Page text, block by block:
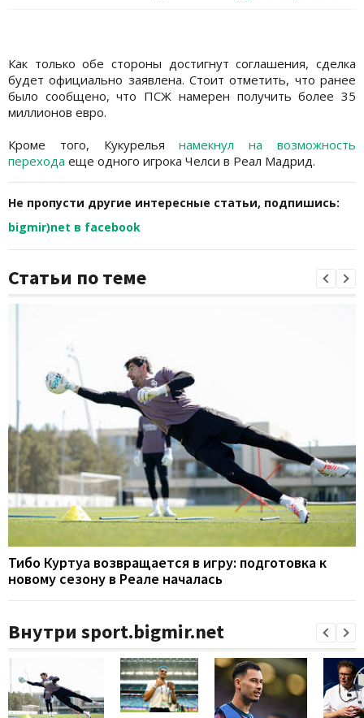
Как только обе стороны достигнут соглашения, сделка
будет официально заявлена. Стоит отметить, что ранее
было сообщено, что ПСЖ намерен получить более 35
миллионов евро.
Кроме того, Кукурельянамекнул на возможность
перехода еще одного игрока Челси в Реал Мадрид.
Не пропусти другие интересные статьи, подпишись:
bigmir)net в facebook
Статьи по теме
Тибо Куртуа возвращается в игру: подготовка к
новому сезону в Реале началась
Внутри sport.bigmir.net